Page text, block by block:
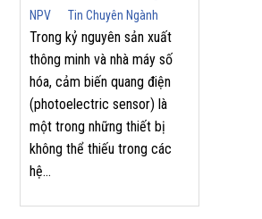
Phù Hợp Cho Tự Động
Hóa Công Nghiệp
NPV
Tin Chuyên Ngành
Trong kỷ nguyên sản xuất
thông minh và nhà máy số
hóa, cảm biến quang điện
(photoelectric sensor) là
một trong những thiết bị
không thể thiếu trong các
hệ...